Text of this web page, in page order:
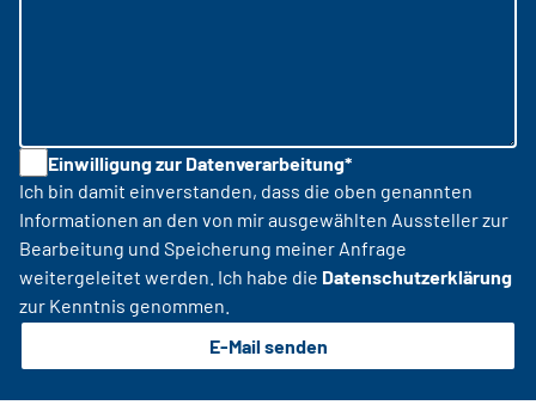
Einwilligung zur Datenverarbeitung*
Ich bin damit einverstanden, dass die oben genannten
Informationen an den von mir ausgewählten Aussteller zur
Bearbeitung und Speicherung meiner Anfrage
weitergeleitet werden. Ich habe die Datenschutzerklärung
zur Kenntnis genommen.
E-Mail senden